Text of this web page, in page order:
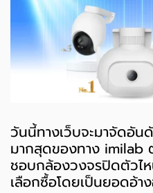
วันนี้ทางเว็บจะมาจัดอั
มากสุดของทาง imilab
ชอบกล้องวงจรปิดตัวไ
เลือกซื้อโดยเป็นยอดอ้า